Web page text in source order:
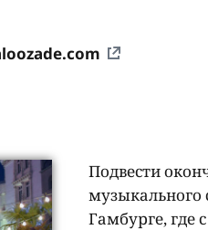
Подвести
музыкального
Гамбурге, где